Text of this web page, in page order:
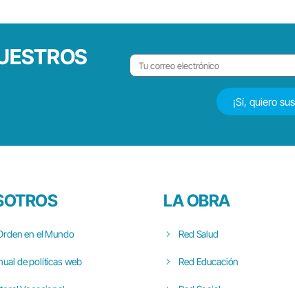
¡Sí, quiero
en el Mundo
de políticas web
LA OBRA
Red Salud
Red Educación